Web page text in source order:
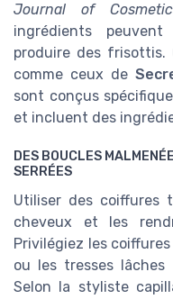
Journal of
ingrédients
produire des frisottis.
comme ceux de
sont conçus
et incluent des
DES BOUCLES
SERRÉES
Utiliser des coiffures
cheveux et les
Privilégiez les
ou les tresses lâches
Selon la styliste